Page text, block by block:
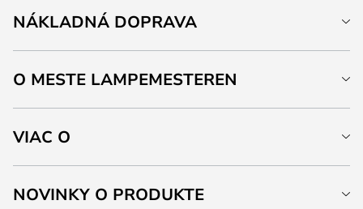
NÁKLADNÁ DOPRAVA
O MESTE LAMPEMESTEREN
VIAC O
NOVINKY O PRODUKTE